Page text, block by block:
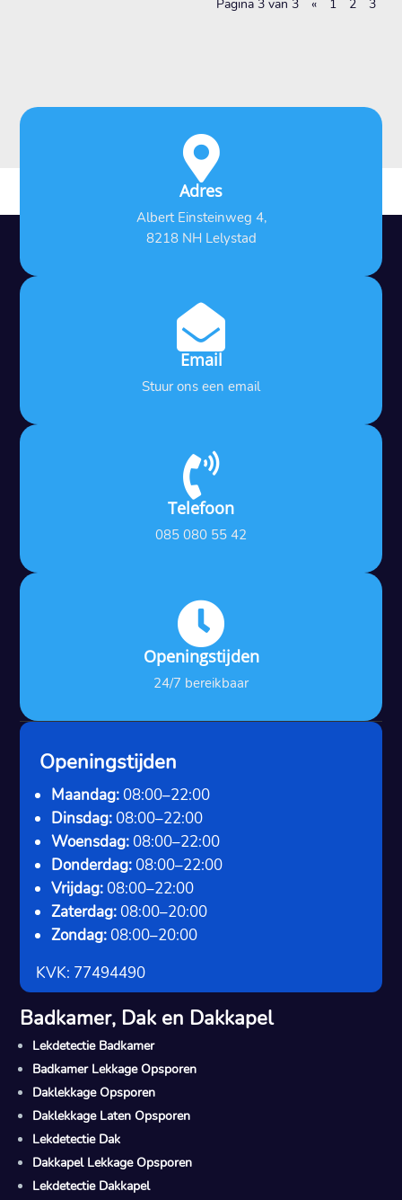
Pagina 3 van 3 « 1 2 3

Adres
Albert Einsteinweg 4,
8218 NH Lelystad

Email
Stuur ons een email

Telefoon
085 080 55 42

Openingstijden
24/7 bereikbaar
Openingstijden
Maandag: 08:00–22:00
Dinsdag: 08:00–22:00
Woensdag: 08:00–22:00
Donderdag: 08:00–22:00
Vrijdag: 08:00–22:00
Zaterdag: 08:00–20:00
Zondag: 08:00–20:00
KVK: 77494490
Badkamer, Dak en Dakkapel
Lekdetectie Badkamer
Badkamer Lekkage Opsporen
Daklekkage Opsporen
Daklekkage Laten Opsporen
Lekdetectie Dak
Dakkapel Lekkage Opsporen
Lekdetectie Dakkapel